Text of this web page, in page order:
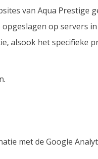
van Aqua Prestige
op servers in
alsook het specifieke
met de Google